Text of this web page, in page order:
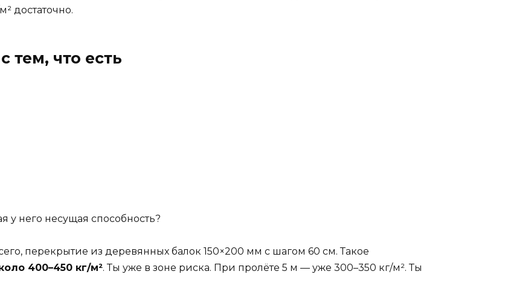
достаточно.
тем, что есть
у него несущая способность?
перекрытие из деревянных балок 150×200 мм с шагом 60 см. Такое
400–450 кг/м². Ты уже в зоне риска. При пролёте 5 м — уже 300–350 кг/м². Ты